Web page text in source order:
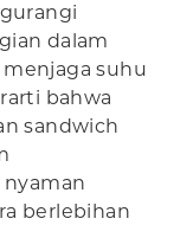
dalam
suhu
bahwa
sandwich
berlebihan